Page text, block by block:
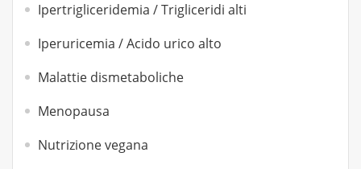
Ipertrigliceridemia / Trigliceridi alti
Iperuricemia / Acido urico alto
Malattie dismetaboliche
Menopausa
Nutrizione vegana